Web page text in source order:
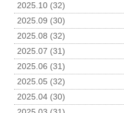
2025.10 (32)
2025.09 (30)
2025.08 (32)
2025.07 (31)
2025.06 (31)
2025.05 (32)
2025.04 (30)